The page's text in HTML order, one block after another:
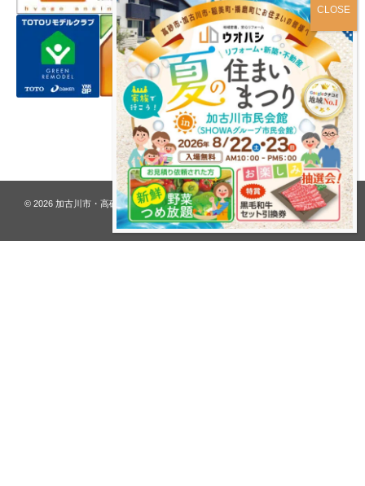
プライバシーポリシー
© 2026 加古川市・高砂市 夢リフォーム ウオハシ – 創業128年の老舗. All rights
reserved.